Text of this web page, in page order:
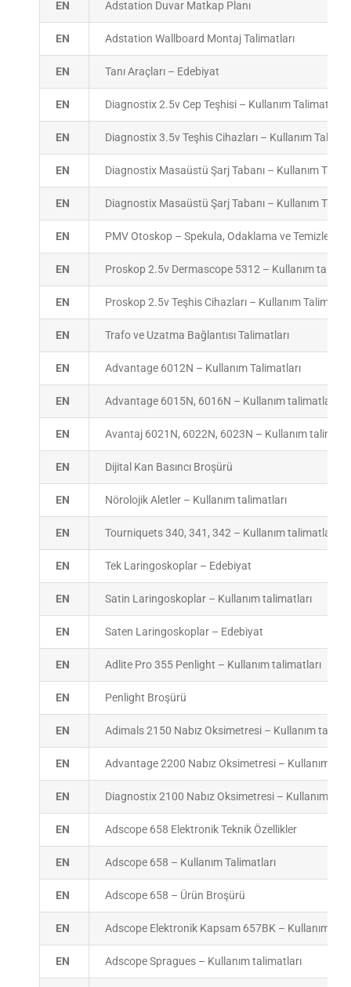
EN Adstation Duvar Matkap Planı
EN Adstation Wallboard Montaj Talimatları
EN Tanı Araçları – Edebiyat
EN Diagnostix 2.5v Cep Teşhisi – Kullanım Talimatları
EN Diagnostix 3.5v Teşhis Cihazları – Kullanım
EN Diagnostix Masaüstü Şarj Tabanı – Kullanım
EN Diagnostix Masaüstü Şarj Tabanı – Kullanım
EN PMV Otoskop – Spekula, Odaklama ve Temizleme
EN Proskop 2.5v Dermascope 5312 – Kullanım
EN Proskop 2.5v Teşhis Cihazları – Kullanım
EN Trafo ve Uzatma Bağlantısı Talimatları
EN Advantage 6012N – Kullanım Talimatları
EN Advantage 6015N, 6016N – Kullanım talimatları
EN Avantaj 6021N, 6022N, 6023N – Kullanım
EN Dijital Kan Basıncı Broşürü
EN Nörolojik Aletler – Kullanım talimatları
EN Tourniquets 340, 341, 342 – Kullanım talimatları
EN Tek Laringoskoplar – Edebiyat
EN Satin Laringoskoplar – Kullanım talimatları
EN Saten Laringoskoplar – Edebiyat
EN Adlite Pro 355 Penlight – Kullanım talimatları
EN Penlight Broşürü
EN Adimals 2150 Nabız Oksimetresi – Kullanım
EN Advantage 2200 Nabız Oksimetresi – Kullanım
EN Diagnostix 2100 Nabız Oksimetresi – Kullanım
EN Adscope 658 Elektronik Teknik Özellikler
EN Adscope 658 – Kullanım Talimatları
EN Adscope 658 – Ürün Broşürü
EN Adscope Elektronik Kapsam 657BK – Kullanım
EN Adscope Spragues – Kullanım talimatları